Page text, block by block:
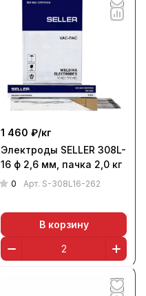
1 460 ₽/кг
Электроды SELLER 308L-
16 ф 2,6 мм, пачка 2,0 кг
0 Арт. S-308L16-262
В корзину